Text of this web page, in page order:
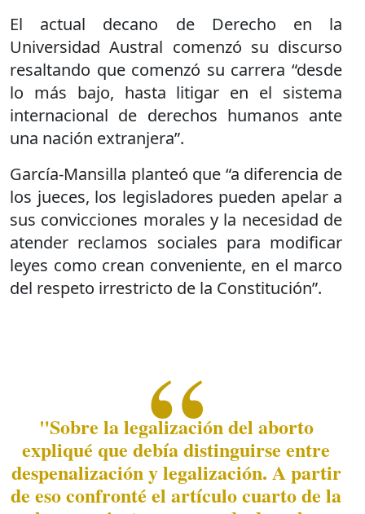
El actual decano de Derecho en la
Universidad Austral comenzó su discurso
resaltando que comenzó su carrera “desde
lo más bajo, hasta litigar en el sistema
internacional de derechos humanos ante
una nación extranjera”.
García-Mansilla planteó que “a diferencia de
los jueces, los legisladores pueden apelar a
sus convicciones morales y la necesidad de
atender reclamos sociales para modificar
leyes como crean conveniente, en el marco
del respeto irrestricto de la Constitución”.
"Sobre la legalización del aborto
expliqué que debía distinguirse entre
despenalización y legalización. A partir
de eso confronté el artículo cuarto de la